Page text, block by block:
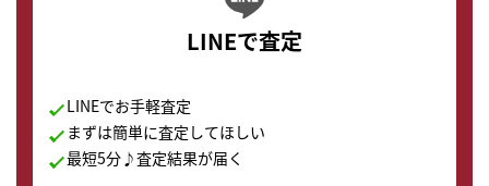
LINEで査定
LINEでお手軽査定
まずは簡単に査定してほしい
最短5分♪査定結果が届く